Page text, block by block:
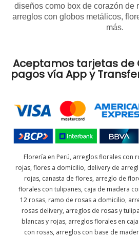
diseños como box de corazón de
arreglos con globos metálicos,
más.
Aceptamos tarjetas de
pagos vía App y
Florería en Perú, arreglos florales con
rojas, flores a domicilio, delivery de
rojas, canasta de flores, arreglo de
florales con tulipanes, caja de madera
12 rosas, ramo de rosas a domicilio,
rosas delivery, arreglos de rosas y
blancas y rojas, arreglos florales en
con rosas, arreglos con base de